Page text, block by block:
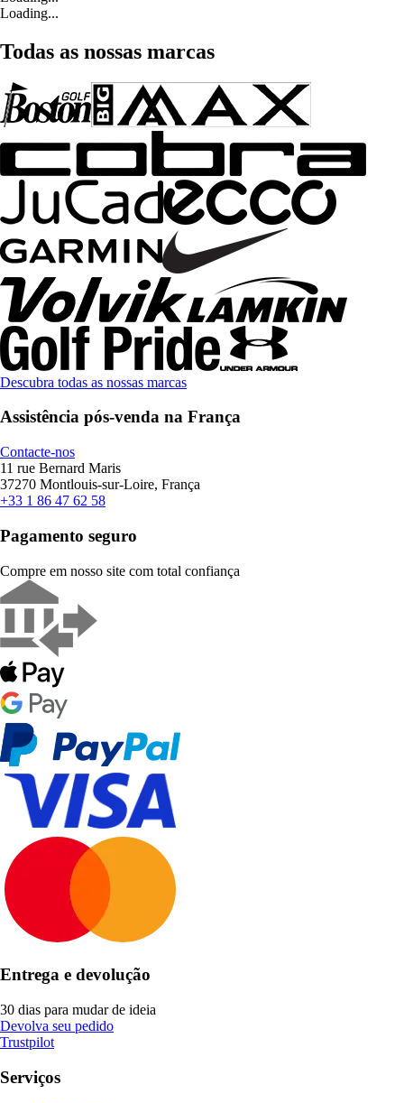
Loading...
Todas as nossas marcas
Descubra todas as nossas marcas
Assistência pós-venda na França
Contacte-nos
11 rue Bernard Maris
37270 Montlouis-sur-Loire, França
+33 1 86 47 62 58
Pagamento seguro
Compre em nosso site com total confiança
Entrega e devolução
30 dias para mudar de ideia
Devolva seu pedido
Trustpilot
Serviços